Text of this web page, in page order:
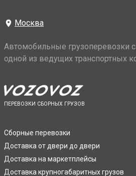
Москва
Автомобильные грузоперевозки
одной из ведущих транспортных
ПЕРЕВОЗКИ СБОРНЫХ ГРУЗОВ
Сборные перевозки
Доставка от двери до двери
Доставка на маркетплейсы
Доставка крупногабаритных грузов